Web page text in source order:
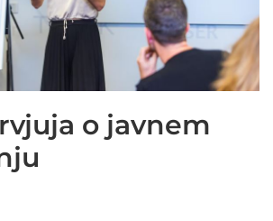
o javnem